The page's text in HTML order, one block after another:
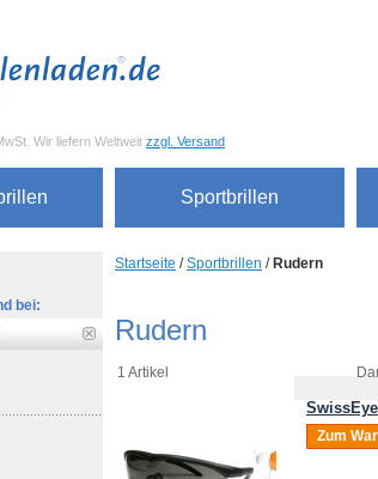
Wir liefern Weltweit zzgl. Versand
Sportbrillen
Startseite /Sportbrillen / Rudern
Rudern
1 Artikel
Zum
bei: